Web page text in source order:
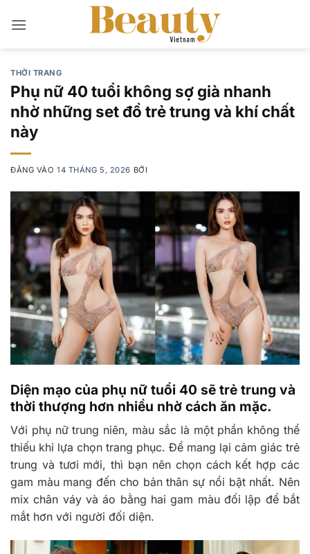
qua
THỜI TRANG
Phụ nữ 40 tuổi không sợ già nhanh
nhờ những set đồ trẻ trung và khí chất
này
ĐĂNG VÀO14 THÁNG 5, 2026 BỞI
Diện mạo của phụ nữ tuổi 40 sẽ trẻ trung và
thời thượng hơn nhiều nhờ cách ăn mặc.
Với phụ nữ trung niên, màu sắc là một phần không thể
thiếu khi lựa chọn trang phục. Để mang lại cảm giác trẻ
trung và tươi mới, thì bạn nên chọn cách kết hợp các
gam màu mang đến cho bản thân sự nổi bật nhất. Nên
mix chân váy và áo bằng hai gam màu đối lập để bắt
mắt hơn với người đối diện.